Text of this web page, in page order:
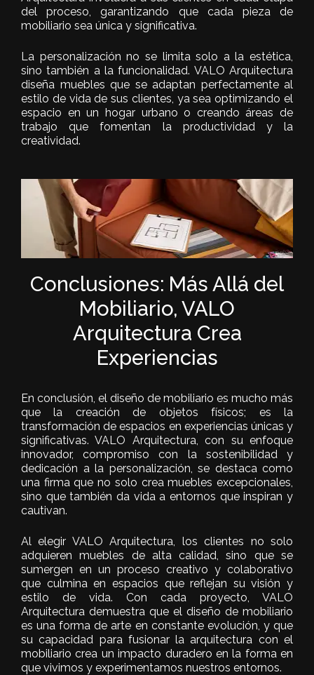
del proceso, garantizando que cada pieza de
mobiliario sea única y significativa.
La personalización no se limita solo a la estética,
sino también a la funcionalidad. VALO Arquitectura
diseña muebles que se adaptan perfectamente al
estilo de vida de sus clientes, ya sea optimizando el
espacio en un hogar urbano o creando áreas de
trabajo que fomentan la productividad y la
creatividad.
Conclusiones: Más Allá del
Mobiliario, VALO
Arquitectura Crea
Experiencias
En conclusión, el diseño de mobiliario es mucho más
que la creación de objetos físicos; es la
transformación de espacios en experiencias únicas y
significativas. VALO Arquitectura, con su enfoque
innovador, compromiso con la sostenibilidad y
dedicación a la personalización, se destaca como
una firma que no solo crea muebles excepcionales,
sino que también da vida a entornos que inspiran y
cautivan.
Al elegir VALO Arquitectura, los clientes no solo
adquieren muebles de alta calidad, sino que se
sumergen en un proceso creativo y colaborativo
que culmina en espacios que reflejan su visión y
estilo de vida. Con cada proyecto, VALO
Arquitectura demuestra que el diseño de mobiliario
es una forma de arte en constante evolución, y que
su capacidad para fusionar la arquitectura con el
mobiliario crea un impacto duradero en la forma en
que vivimos y experimentamos nuestros entornos.